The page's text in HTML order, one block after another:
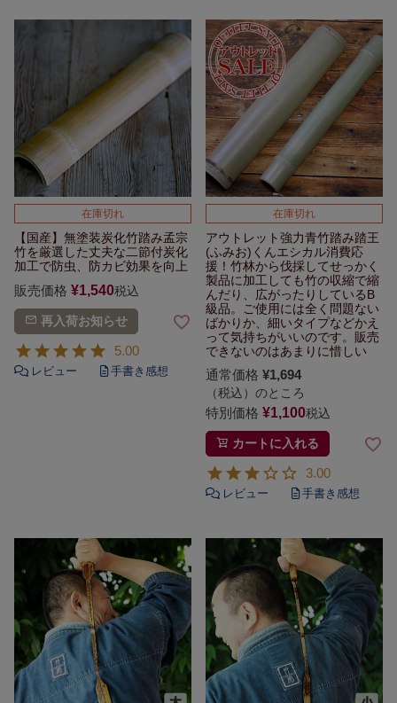
在庫切れ
【国産】無塗装炭化竹踏み孟宗
竹を厳選した丈夫な二節付炭化
加工で防虫、防カビ効果を向上
販売価格 ¥1,540税込
再入荷お知らせ
5.00
在庫切れ
アウトレット強力青竹踏み踏王
(ふみお)くんエシカル消費応
援！竹林から伐採してせっかく
製品に加工しても竹の収縮で縮
んだり、広がったりしているB
級品。
ご使用には全く問題ない
ばかりか、 細いタイプなどかえ
って気持ちがいいのです。
販売
できないのはあまりに惜しい
通常価格 ¥1,694
（税込）のところ
特別価格 ¥1,100税込
カートに入れる
3.00